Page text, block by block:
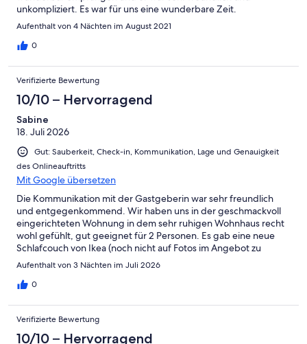
unkompliziert. Es war für uns eine wunderbare Zeit.
Aufenthalt von 4 Nächten im August 2021
0
Verifizierte Bewertung
10/10 – Hervorragend
Sabine
18. Juli 2026
Gut: Sauberkeit, Check-in, Kommunikation, Lage und Genauigkeit
des Onlineauftritts
Mit Google übersetzen
Die Kommunikation mit der Gastgeberin war sehr freundlich
und entgegenkommend. Wir haben uns in der geschmackvoll
eingerichteten Wohnung in dem sehr ruhigen Wohnhaus recht
wohl gefühlt, gut geeignet für 2 Personen. Es gab eine neue
Schlafcouch von Ikea (noch nicht auf Fotos im Angebot zu
sehen), gute Qualität und einfaches Ausklappen. Die Treppe zur
sehr solide gebaut. Wir haben trotz Straßenverkehr bei
ausgestattet.Buslinie direkt vor der Tür."Berlin wie zu Hause" ist
empfehlenswert!
Aufenthalt von 3 Nächten im Juli 2026
0
Verifizierte Bewertung
10/10 – Hervorragend